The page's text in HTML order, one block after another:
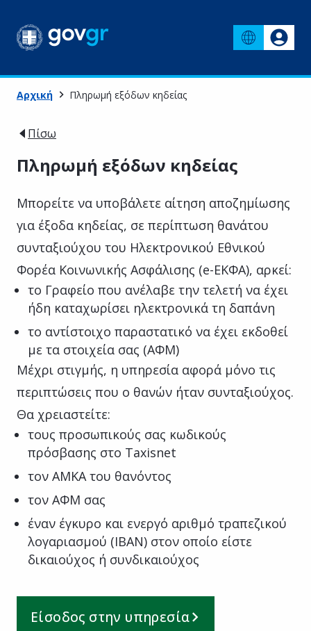
Αρχική Πληρωμή εξόδων κηδείας
Πίσω
Πληρωμή εξόδων κηδείας
Μπορείτε να υποβάλετε αίτηση αποζημίωσης
για έξοδα κηδείας, σε περίπτωση θανάτου
συνταξιούχου του Ηλεκτρονικού Εθνικού
Φορέα Κοινωνικής Ασφάλισης (e-ΕΚΦΑ), αρκεί:
το Γραφείο που ανέλαβε την τελετή να έχει
ήδη καταχωρίσει ηλεκτρονικά τη δαπάνη
το αντίστοιχο παραστατικό να έχει εκδοθεί
με τα στοιχεία σας (ΑΦΜ)
Μέχρι στιγμής, η υπηρεσία αφορά μόνο τις
περιπτώσεις που ο θανών ήταν συνταξιούχος.
Θα χρειαστείτε:
τους προσωπικούς σας κωδικούς
πρόσβασης στο Taxisnet
τον ΑΜΚΑ του θανόντος
τον ΑΦΜ σας
έναν έγκυρο και ενεργό αριθμό τραπεζικού
λογαριασμού (ΙΒΑΝ) στον οποίο είστε
δικαιούχος ή συνδικαιούχος
Είσοδος στην υπηρεσία